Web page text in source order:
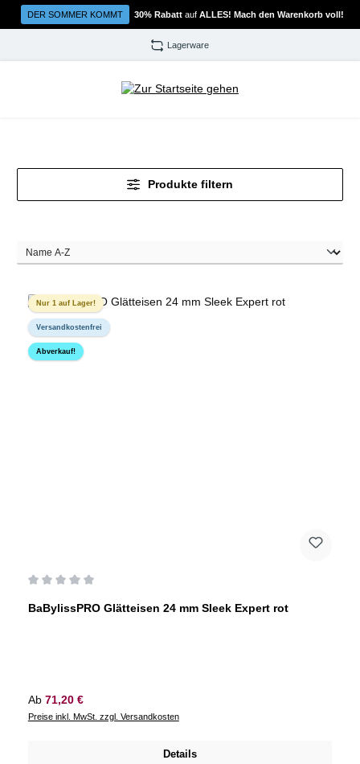
Zum Hauptinhalt springen
DER SOMMER KOMMT 30% Rabatt auf ALLES! Mach den Warenkorb voll!
Lagerware
Produkte filtern
Nur 1 auf Lager!
Versandkostenfrei
Abverkauf!
BaBylissPRO Glätteisen 24 mm Sleek Expert rot
Regulärer Preis:
Ab 71,20 €
Preise inkl. MwSt. zzgl. Versandkosten
Details